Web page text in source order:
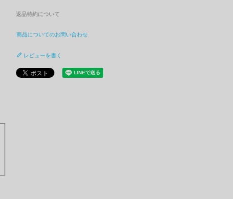
返品特約について
商品についてのお問い合わせ
レビューを書く